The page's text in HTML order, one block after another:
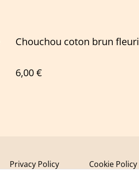
Chouchou coton brun fleuri
6,00 €
Privacy Policy Cookie Policy